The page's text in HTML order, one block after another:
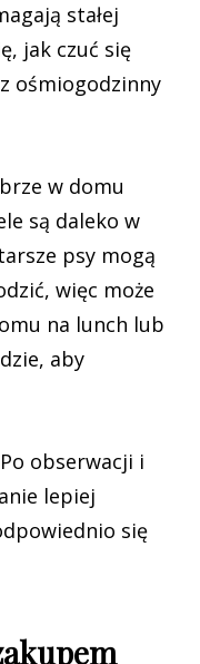
stałej
jak czuć się
ośmiogodzinny
w domu
są daleko w
psy mogą
więc może
na lunch lub
aby
obserwacji i
lepiej
się